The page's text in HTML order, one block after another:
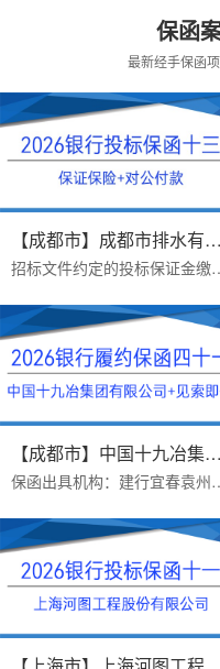
保函
最新经手保函
【成都市】成都市排水有限责任公...
招标文件约定的投标保证金缴纳方式：B、采用银行保函方
【成都市】中国十九冶集团有限公...
保函出具机构：建行宜春袁州支行保函受益人：中国十九冶